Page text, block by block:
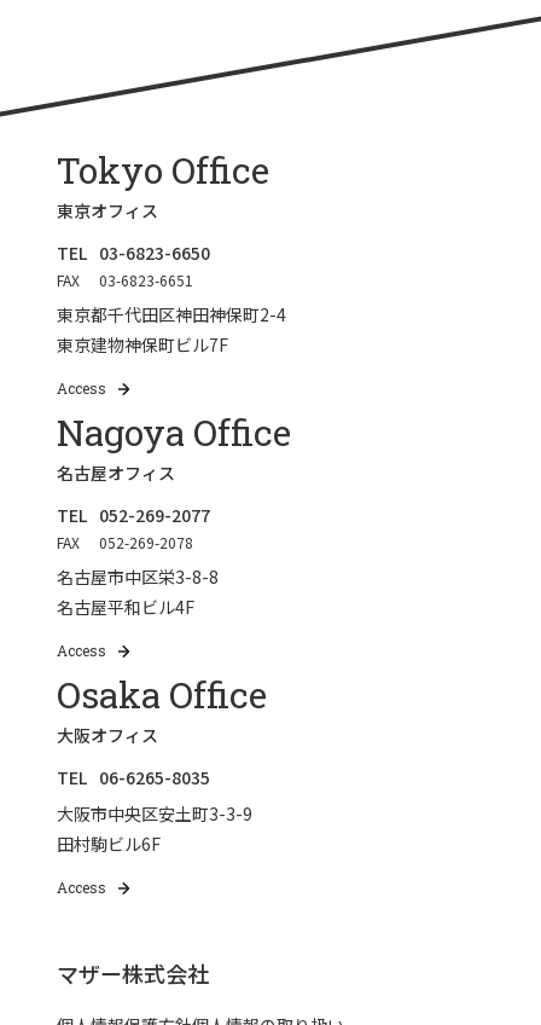
Tokyo Office
東京オフィス
TEL 03-6823-6650
FAX 03-6823-6651
東京都千代田区神田神保町2-4
東京建物神保町ビル7F
Access
Nagoya Office
名古屋オフィス
TEL 052-269-2077
FAX 052-269-2078
名古屋市中区栄3-8-8
名古屋平和ビル4F
Access
Osaka Office
大阪オフィス
TEL 06-6265-8035
大阪市中央区安土町3-3-9
田村駒ビル6F
Access
マザー株式会社